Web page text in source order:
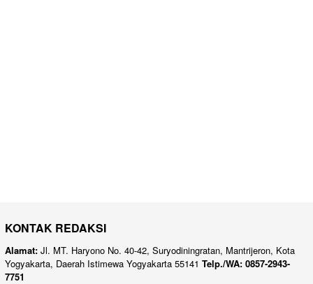
KONTAK REDAKSI
Alamat: Jl. MT. Haryono No. 40-42, Suryodiningratan, Mantrijeron, Kota
Yogyakarta, Daerah Istimewa Yogyakarta 55141 Telp./WA: 0857-2943-
7751